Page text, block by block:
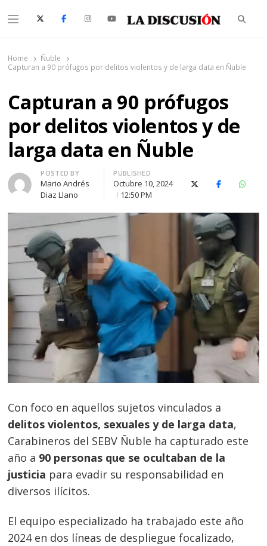
Menu
Home
Ñuble
Capturan a 90 prófugos por delitos violentos y de larga data en Ñuble
Capturan a 90 prófugos
por delitos violentos y de
larga data en Ñuble
Author
POSTED BY
Mario Andrés
Diaz Llano
PUBLISHED
Octubre 10, 2024
12:50 PM
X (Twitter)Facebook
Con foco en aquellos sujetos vinculados a
delitos violentos, sexuales y de larga data,
Carabineros del SEBV Ñuble ha capturado este
año a 90 personas que se ocultaban de la
justicia para evadir su responsabilidad en
diversos ilícitos.
El equipo especializado ha trabajado este año
2024 en dos líneas de despliegue focalizado,